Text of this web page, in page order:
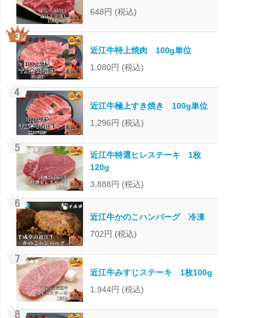
648円 (税込)
近江牛特上焼肉 100g単位
1,080円 (税込)
近江牛極上すき焼き 100g単位
1,296円 (税込)
近江牛特選ヒレステーキ 1枚
120g
3,888円 (税込)
近江牛かのこハンバーグ 冷凍
702円 (税込)
近江牛みすじステーキ 1枚100g
1,944円 (税込)